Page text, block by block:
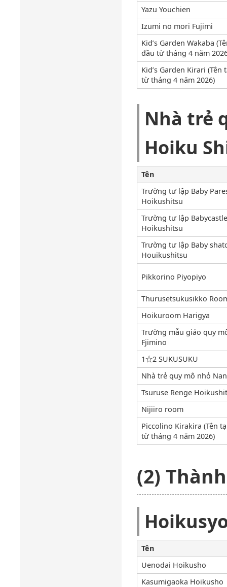
Yazu Youchien
Izumi no mori Fujimi
Kid’s Garden Wakaba
đầu từ tháng 4 năm
Kid’s Garden Kirari
từ tháng 4 năm 2026)
Nhà trẻ
Hoiku
Tên
Trường tư lập Baby
Hoikushitsu
Trường tư lập
Hoikushitsu
Trường tư lập Baby
Houikushitsu
Pikkorino Piyopiyo
Thurusetsukusikko
Hoikuroom Harigya
Trường mẫu giáo quy
Fjimino
1☆2 SUKUSUKU
Nhà trẻ quy mô nhỏ
Tsuruse Renge
Nijiiro room
Piccolino Kirakira (Tên
từ tháng 4 năm 2026)
(2)
Tên
Uenodai Hoikusho
Kasumigaoka Hoikusho